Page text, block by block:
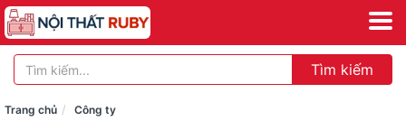
Tìm kiếm
Trang chủ Công ty